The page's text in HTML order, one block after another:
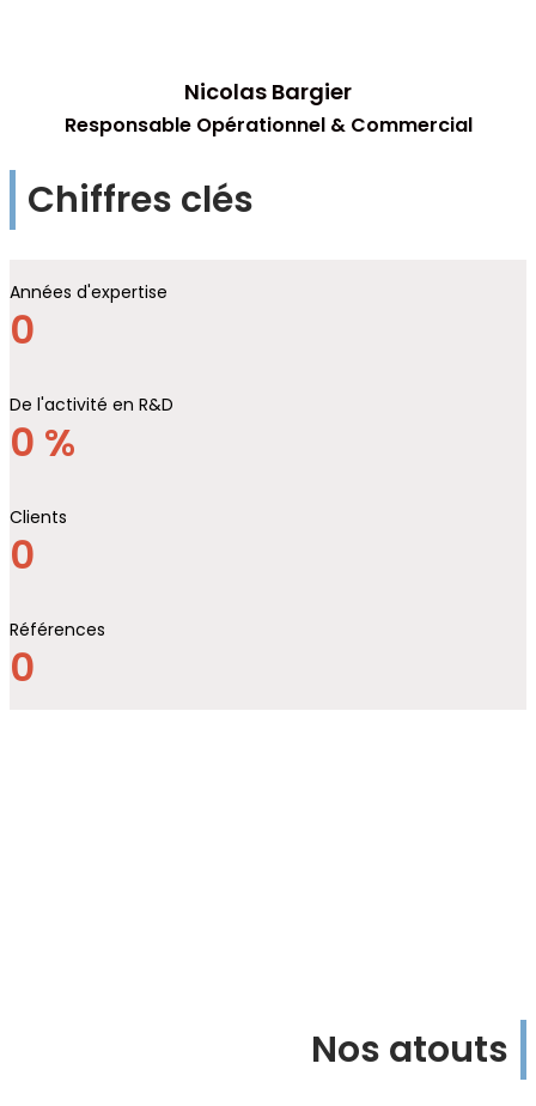
Nicolas Bargier
Responsable Opérationnel & Commercial
Chiffres clés
Années d'expertise
0
De l'activité en R&D
0 %
Clients
0
Références
0
Nos atouts